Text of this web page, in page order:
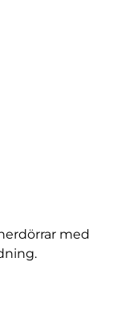
med